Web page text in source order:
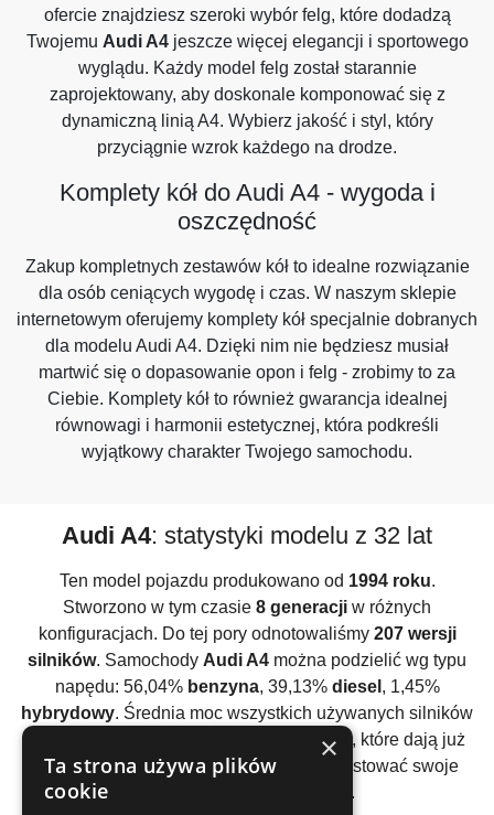
ofercie znajdziesz szeroki wybór felg, które dodadzą
Twojemu Audi A4jeszcze więcej elegancji i sportowego
wyglądu. Każdy model felg został starannie
zaprojektowany, aby doskonale komponować się z
dynamiczną linią A4. Wybierz jakość i styl, który
przyciągnie wzrok każdego na drodze.
Komplety kół do Audi A4 - wygoda i
oszczędność
Zakup kompletnych zestawów kół to idealne rozwiązanie
dla osób ceniących wygodę i czas. W naszym sklepie
internetowym oferujemy komplety kół specjalnie dobranych
dla modelu Audi A4. Dzięki nim nie będziesz musiał
martwić się o dopasowanie opon i felg - zrobimy to za
Ciebie. Komplety kół to również gwarancja idealnej
równowagi i harmonii estetycznej, która podkreśli
wyjątkowy charakter Twojego samochodu.
Audi A4: statystyki modelu z 32 lat
Ten model pojazdu produkowano od 1994 roku.
Stworzono w tym czasie 8 generacji w różnych
konfiguracjach. Do tej pory odnotowaliśmy 207 wersji
silników. Samochody Audi A4 można podzielić wg typu
napędu: 56,04% benzyna, 39,13% diesel , 1,45%
hybrydowy. Średnia moc wszystkich używanych silników
. Ten model auta posiada silniki, które dają już
frajdę z jazdy i pozwalają bardziej przetestować swoje
umiejętności za kierownicą.
×
Ta strona używa plików
cookie